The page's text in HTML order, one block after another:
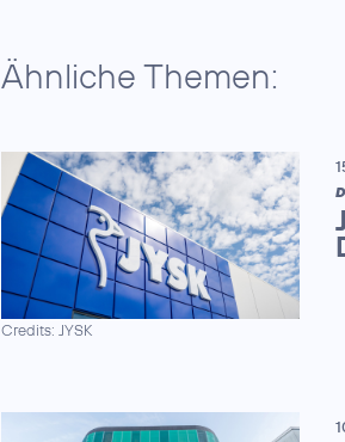
Ähnliche Themen:
Credits: JYSK